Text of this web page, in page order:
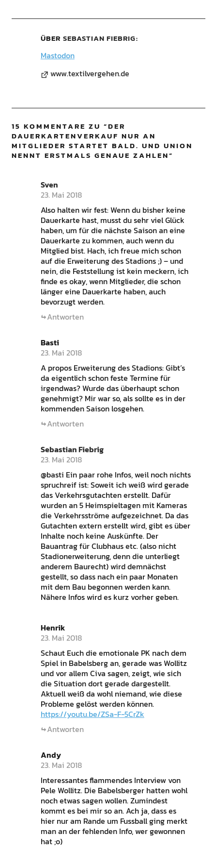
ÜBER SEBASTIAN FIEBRIG
Mastodon
www.textilvergehen.de
15 KOMMENTARE ZU “DER
DAUERKARTENVERKAUF NUR AN
MITGLIEDER STARTET BALD. UND UNION
NENNT ERSTMALS GENAUE ZAHLEN”
Sven
23. Mai 2018
Also halten wir fest: Wenn du bisher keine
Dauerkarte hast, musst du sehr viel Glück
haben, um für die nächste Saison an eine
Dauerkarte zu kommen, auch wenn du
Mitglied bist. Hach, ich freue mich schon
auf die Erweiterung des Stadions ;) – und
nein, die Feststellung ist kein meckern, ich
finde es okay, wenn Mitglieder, die schon
länger eine Dauerkarte haben, auch
bevorzugt werden.
Antworten
Basti
23. Mai 2018
A propos Erweiterung des Stadions: Gibt’s
da eigentlich schon feste Termine für
irgendwas? Wurde das überhaupt schon
genehmigt? Mir war so, als sollte es in der
kommenden Saison losgehen.
Antworten
Sebastian Fiebrig
23. Mai 2018
@basti Ein paar rohe Infos, weil noch nichts
spruchreif ist: Soweit ich weiß wird gerade
das Verkehrsgutachten erstellt. Dafür
wurden an 5 Heimspieltagen mit Kameras
die Verkehrsströme aufgezeichnet. Da das
Gutachten extern erstellt wird, gibt es über
Inhalte noch keine Auskünfte. Der
Bauantrag für Clubhaus etc. (also nicht
Stadionerweiterung, denn die unterliegt
anderem Baurecht) wird demnächst
gestellt, so dass nach ein paar Monaten
mit dem Bau begonnen werden kann.
Nähere Infos wird es kurz vorher geben.
Henrik
23. Mai 2018
Schaut Euch die emotionale PK nach dem
Spiel in Babelsberg an, gerade was Wollitz
und vor allem Civa sagen, zeigt, wie sich
die Situation dort gerade dargestellt.
Aktuell weiß da wohl niemand, wie diese
Probleme gelöst werden können.
https://youtu.be/ZSa-F-5CrZk
Antworten
Andy
23. Mai 2018
Interessantes flammendes Interview von
Pele Wollitz. Die Babelsberger hatten wohl
noch etwas sagen wollen. Zumindest
kommt es bei mir so an. Ach ja, dass es
hier nur am Rande um Fussball ging merkt
man an der fehlenden Info, wer gewonnen
hat ;o)